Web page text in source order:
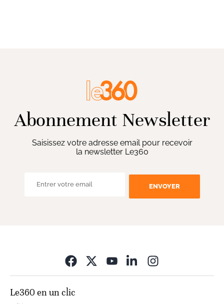
Abonnement Newsletter
Saisissez votre adresse email pour recevoir
la newsletter Le360
ENVOYER
Le360 en un clic